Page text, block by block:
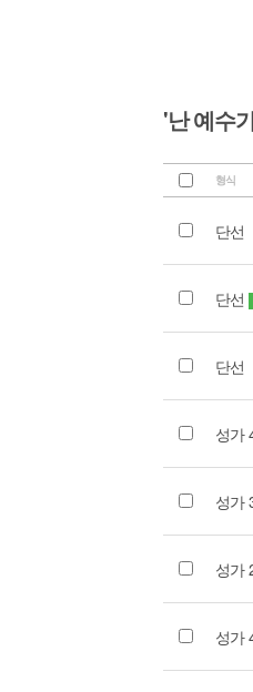
'난 예수
형식
단선
단선
단선
성가
성가
성가
성가